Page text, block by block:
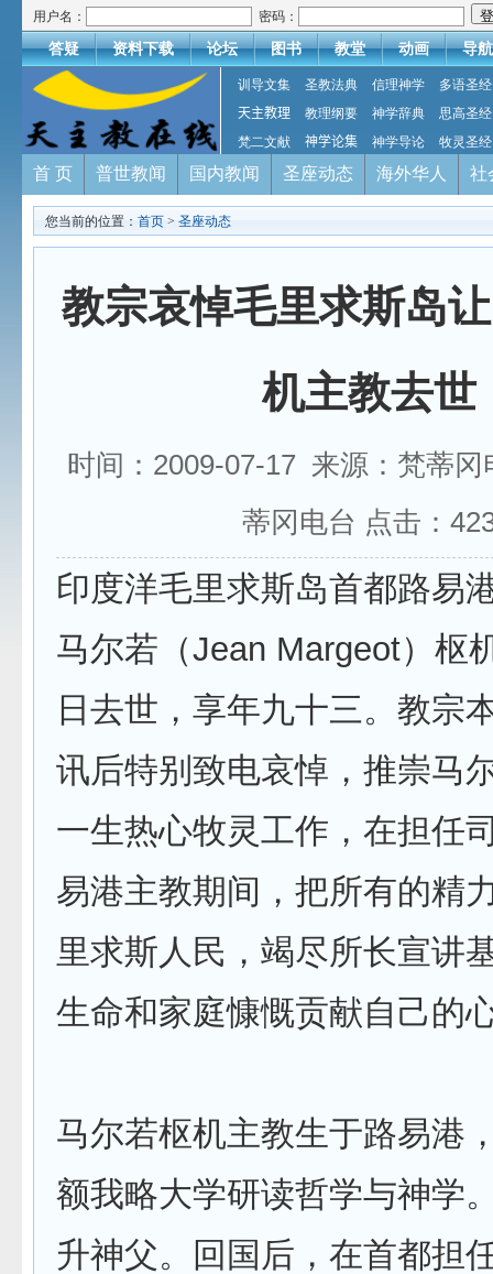
用户名： 密码：
答疑 资料下载 论坛 图书 教堂 动画 导航
训导文集 圣教法典 信理神学
多语圣经
天主教理
教理纲要 神学辞典
思高圣经
梵二文献
神学论集 神学导论 牧灵圣经
首 页 普世教闻 国内教闻 圣座动态 海外华人 社
您当前的位置： 首页 > 圣座动态
教宗哀悼毛里求斯岛
机主教去世
时间：2009-07-17 来源：梵蒂
蒂冈电台 点击：
印度洋毛里求斯岛首都路易
马尔若（Jean Margeot）枢
日去世，享年九十三。教宗
讯后特别致电哀悼，推崇马
一生热心牧灵工作，在担任
易港主教期间，把所有的精
里求斯人民，竭尽所长宣讲
生命和家庭慷慨贡献自己的
马尔若枢机主教生于路易港
额我略大学研读哲学与神学
升神父。回国后，在首都担